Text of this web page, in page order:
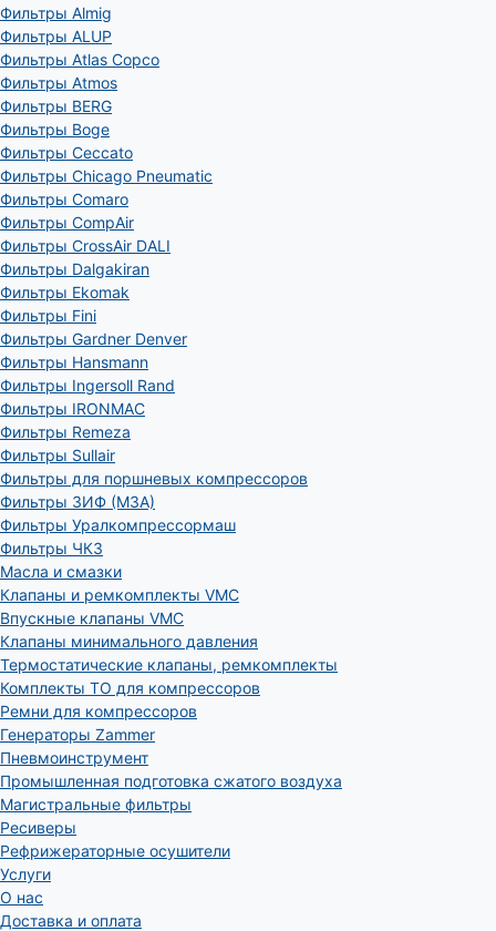
Фильтры Almig
Фильтры ALUP
Фильтры Atlas Copco
Фильтры Atmos
Фильтры BERG
Фильтры Boge
Фильтры Ceccato
Фильтры Chicago Pneumatic
Фильтры Comaro
Фильтры CompAir
Фильтры CrossAir DALI
Фильтры Dalgakiran
Фильтры Ekomak
Фильтры Fini
Фильтры Gardner Denver
Фильтры Hansmann
Фильтры Ingersoll Rand
Фильтры IRONMAC
Фильтры Remeza
Фильтры Sullair
Фильтры для поршневых компрессоров
Фильтры ЗИФ (МЗА)
Фильтры Уралкомпрессормаш
Фильтры ЧКЗ
Масла и смазки
Клапаны и ремкомплекты VMC
Впускные клапаны VMC
Клапаны минимального давления
Термостатические клапаны, ремкомплекты
Комплекты ТО для компрессоров
Ремни для компрессоров
Генераторы Zammer
Пневмоинструмент
Промышленная подготовка сжатого воздуха
Магистральные фильтры
Ресиверы
Рефрижераторные осушители
Услуги
О нас
Доставка и оплата